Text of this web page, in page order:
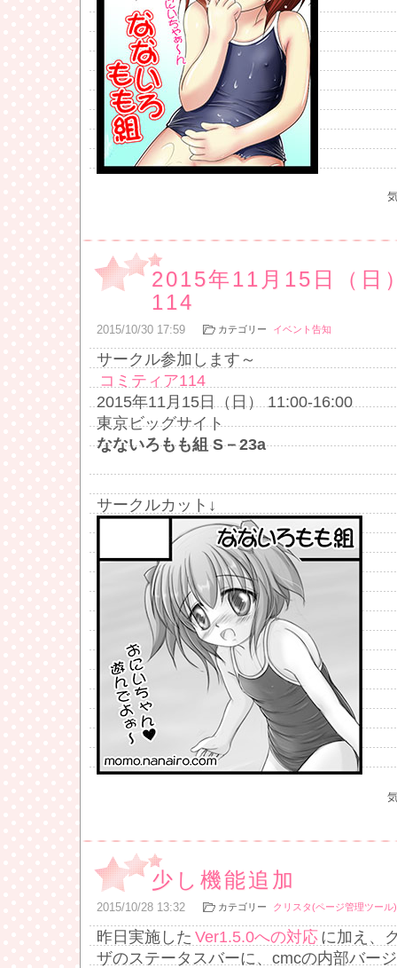
2015年11月15日（日
114
2015/10/30 17:59 カテゴリー イベント告知
サークル参加します～
コミティア114
2015年11月15日（日） 11:00-16:00
東京ビッグサイト
なないろもも組 S－23a
サークルカット↓
少し機能追加
2015/10/28 13:32 カテゴリー クリスタ(ページ管理ツール)
昨日実施した Ver1.5.0への対応 に加え、
ザのステータスバーに、cmcの内部バー